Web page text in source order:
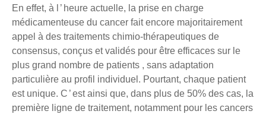
En effet, à l ’ heure actuelle, la prise en charge
médicamenteuse du cancer fait encore majoritairement
appel à des traitements chimio-thérapeutiques de
consensus, conçus et validés pour être efficaces sur le
plus grand nombre de patients , sans adaptation
particulière au profil individuel. Pourtant, chaque patient
est unique. C ’ est ainsi que, dans plus de 50% des cas, la
première ligne de traitement, notamment pour les cancers